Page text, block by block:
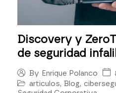
Discovery y
de seguridad
By Enrique Polanco
articulos, Blog,